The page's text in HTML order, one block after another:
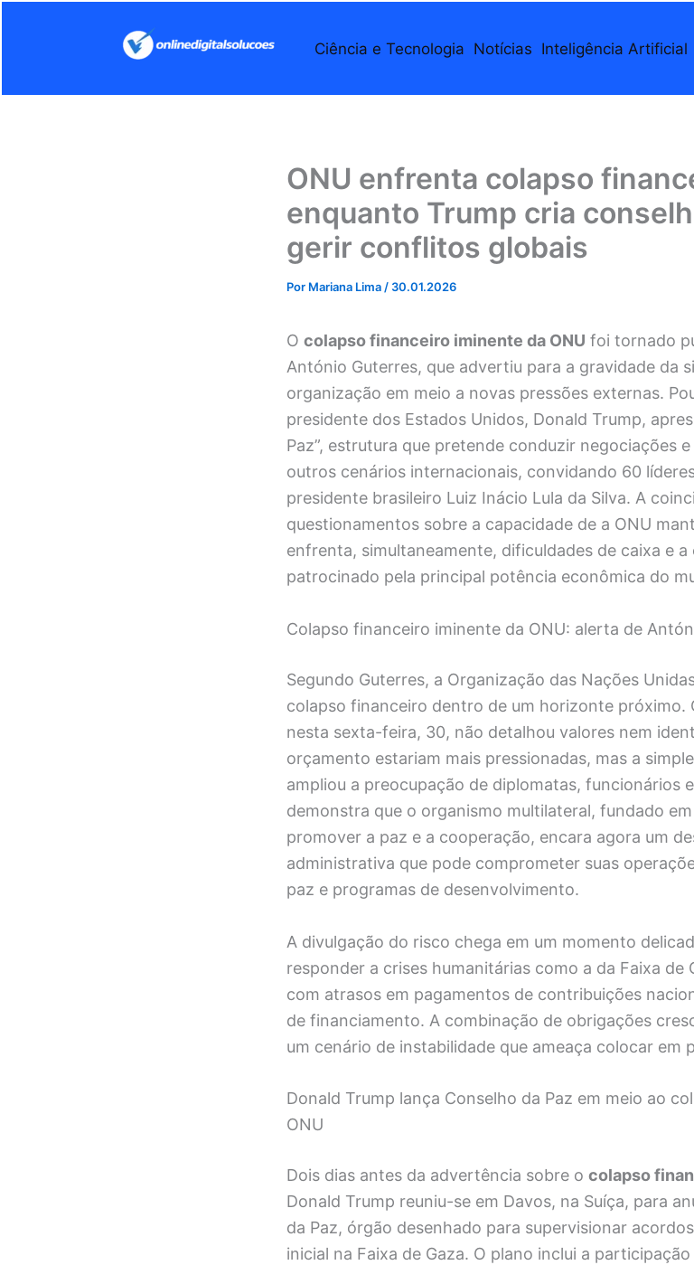
conteúdo
Ciência e Tecnologia Notícias Inteligência Artificial
ONU enfrenta colapso
enquanto Trump cria
gerir conflitos globais
Por Mariana Lima / 30.01.2026
O colapso financeiro iminente da ONU foi tornado
António Guterres, que advertiu para a gravidade da
organização em meio a novas pressões externas.
presidente dos Estados Unidos, Donald Trump,
Paz”, estrutura que pretende conduzir negociações
outros cenários internacionais, convidando 60
presidente brasileiro Luiz Inácio Lula da Silva. A
questionamentos sobre a capacidade de a ONU
enfrenta, simultaneamente, dificuldades de caixa e
patrocinado pela principal potência econômica do
Colapso financeiro iminente da ONU: alerta de
Segundo Guterres, a Organização das Nações
colapso financeiro dentro de um horizonte próximo.
nesta sexta-feira, 30, não detalhou valores nem
orçamento estariam mais pressionadas, mas a
ampliou a preocupação de diplomatas, funcionários
demonstra que o organismo multilateral, fundado
promover a paz e a cooperação, encara agora um
administrativa que pode comprometer suas
paz e programas de desenvolvimento.
A divulgação do risco chega em um momento
responder a crises humanitárias como a da Faixa de
com atrasos em pagamentos de contribuições
de financiamento. A combinação de obrigações
um cenário de instabilidade que ameaça colocar em
Donald Trump lança Conselho da Paz em meio ao
ONU
Dois dias antes da advertência sobre o colapso
Donald Trump reuniu-se em Davos, na Suíça, para
da Paz, órgão desenhado para supervisionar
inicial na Faixa de Gaza. O plano inclui a